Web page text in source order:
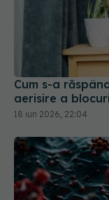
Cum s-a
aerisire a
18 iun 2026, 22:04